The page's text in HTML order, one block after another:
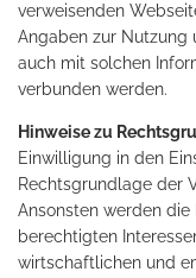
verweisenden
Angaben zur Nutzung
auch mit solchen
verbunden werden.
Hinweise zu
Einwilligung in den
Rechtsgrundlage der
Ansonsten werden
berechtigten
wirtschaftlichen und